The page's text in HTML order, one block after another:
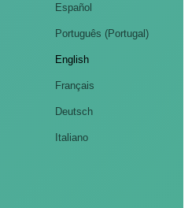
Español
Português (Portugal)
English
Français
Deutsch
Italiano